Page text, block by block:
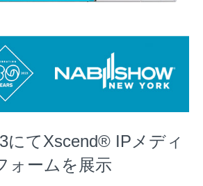
にてXscend® IPメディ
ォームを展示